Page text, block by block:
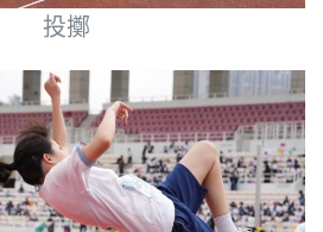
投擲